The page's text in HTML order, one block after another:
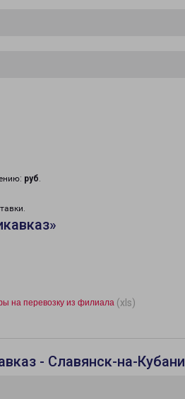
руб.
на перевозку из филиала (xls)
- Славянск-на-Кубани